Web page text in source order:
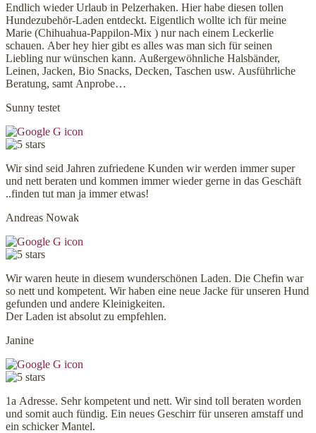
Endlich wieder Urlaub in Pelzerhaken. Hier habe diesen tollen
Hundezubehör-Laden entdeckt. Eigentlich wollte ich für meine
Marie (Chihuahua-Pappilon-Mix ) nur nach einem Leckerlie
schauen. Aber hey hier gibt es alles was man sich für seinen
Liebling nur wünschen kann. Außergewöhnliche Halsbänder,
Leinen, Jacken, Bio Snacks, Decken, Taschen usw. Ausführliche
Beratung, samt Anprobe…
Sunny testet
Wir sind seid Jahren zufriedene Kunden wir werden immer super
und nett beraten und kommen immer wieder gerne in das Geschäft
..finden tut man ja immer etwas!
Andreas Nowak
Wir waren heute in diesem wunderschönen Laden. Die Chefin war
so nett und kompetent. Wir haben eine neue Jacke für unseren Hund
gefunden und andere Kleinigkeiten.
Der Laden ist absolut zu empfehlen.
Janine
1a Adresse. Sehr kompetent und nett. Wir sind toll beraten worden
und somit auch fündig. Ein neues Geschirr für unseren amstaff und
ein schicker Mantel.